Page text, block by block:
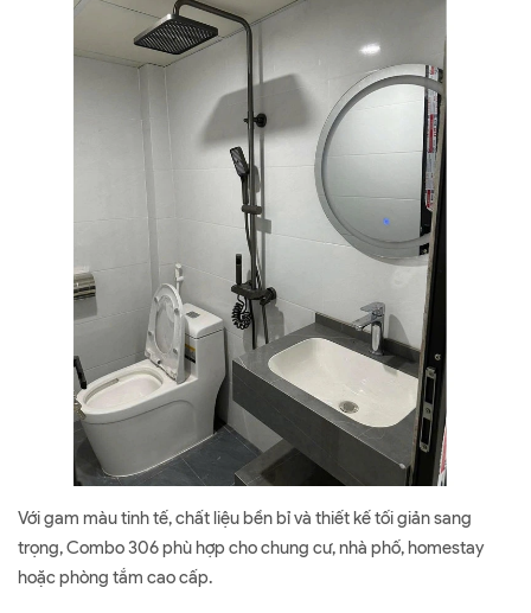
Với gam màu tinh tế, chất liệu bền bỉ và thiết kế tối giản sang
trọng, Combo 306 phù hợp cho chung cư, nhà phố, homestay
hoặc phòng tắm cao cấp.